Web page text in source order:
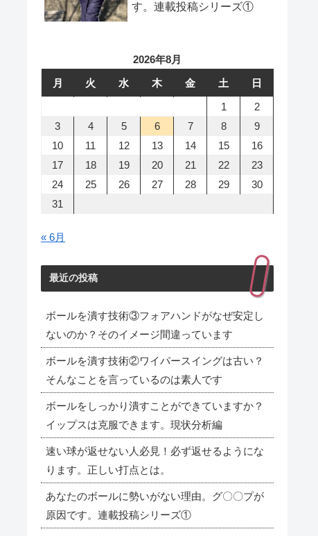
す。連載投稿シリーズ①
2026年8月
月
火 水 木 金 土
日
1
2
3
4 5 6 7 8
9
10
11 12 13 14 15
16
17
18 19 20 21 22
23
24
25 26 27 28 29
30
31
« 6月
最近の投稿
ボールを潰す技術③フォアハンドがなぜ安定し
ないのか？そのイメージ間違っています
ボールを潰す技術②ワイパースイングは古い？
そんなことを言っているのは素人です
ボールをしっかり潰すことができていますか？
イップスは克服できます。現状分析編
速い球が返せない人必見！必ず返せるようにな
ります。正しい打点とは。
あなたのボールに勢いがない理由。グ〇〇プが
原因です。連載投稿シリーズ①